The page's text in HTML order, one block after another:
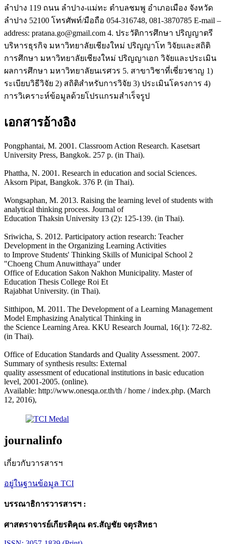
ลำปาง 119 ถนน ลำปาง-แม่ทะ ตำบลชมพู อำเภอเมือง จังหวัด
ลำปาง 52100 โทรศัพท์/มือถือ 054-316748, 081-3870785 E-mail –
address: pratana.go@gmail.com 4. ประวัติการศึกษา ปริญญาตรี
บริหารธุรกิจ มหาวิทยาลัยเชียงใหม่ ปริญญาโท วิจัยและสถิติ
การศึกษา มหาวิทยาลัยเชียงใหม่ ปริญญาเอก วิจัยและประเมิน
ผลการศึกษา มหาวิทยาลัยนเรศวร 5. สาขาวิชาที่เชี่ยวชาญ 1)
ระเบียบวิธีวิจัย 2) สถิติสำหรับการวิจัย 3) ประเมินโครงการ 4)
การวิเคราะห์ข้อมูลด้วยโปรแกรมสำเร็จรูป
เอกสารอ้างอิง
Pongphantai, M. 2001. Classroom Action Research. Kasetsart
University Press, Bangkok. 257 p. (in Thai).
Phattha, N. 2001. Research in education and social Sciences.
Aksorn Pipat, Bangkok. 376 P. (in Thai).
Wongsaphan, M. 2013. Raising the learning level of students with
analytical thinking process. Journal of
Education Thaksin University 13 (2): 125-139. (in Thai).
Sriwicha, S. 2012. Participatory action research: Teacher
Development in the Organizing Learning Activities
to Improve Students' Thinking Skills of Municipal School 2
"Choeng Chum Anuwitthaya" under
Office of Education Sakon Nakhon Municipality. Master of
Education Thesis College Roi Et
Rajabhat University. (in Thai).
Sitthipon, M. 2011. The Development of a Learning Management
Model Emphasizing Analytical Thinking in
the Science Learning Area. KKU Research Journal, 16(1): 72-82.
(in Thai).
Office of Education Standards and Quality Assessment. 2007.
Summary of synthesis results: External
quality assessment of educational institutions in basic education
level, 2001-2005. (online).
Available: http://www.onesqa.or.th/th / home / index.php. (March
12, 2016),
journalinfo
เกี่ยวกับวารสารฯ
อยู่ในฐานข้อมูล TCI
บรรณาธิการวารสารฯ :
ศาสตราจารย์เกียรติคุณ ดร.สัญชัย จตุรสิทธา